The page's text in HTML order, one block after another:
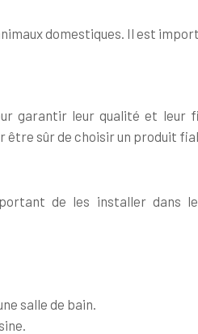
domestiques. Il est
garantir leur qualité et
sûr de choisir un produit
de les installer dans
salle de bain.